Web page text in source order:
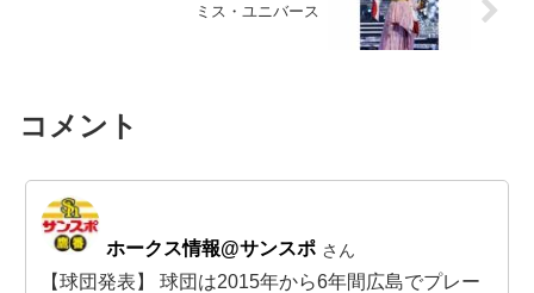
ミス・ユニバース
コメント
ホークス情報@サンスポ さん
【球団発表】 球団は2015年から6年間広島でプレー